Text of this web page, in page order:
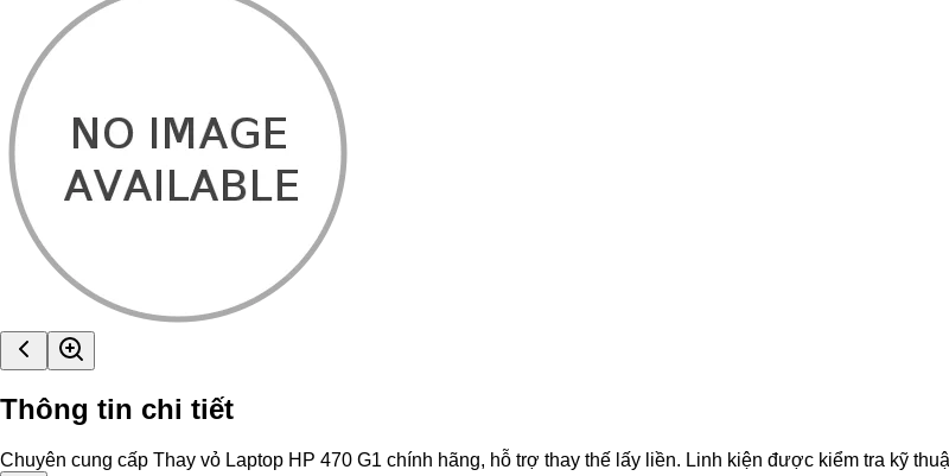
Thông tin chi tiết
Chuyên cung cấp Thay vỏ Laptop HP 470 G1 chính hãng, hỗ trợ thay thế lấy liền. Linh kiện được kiểm tra kỹ